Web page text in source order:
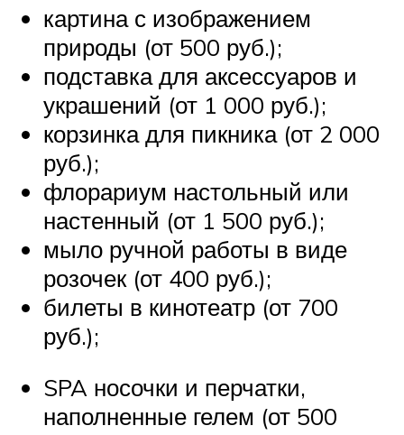
картина с изображением
природы (от 500 руб.);
подставка для аксессуаров и
украшений (от 1 000 руб.);
корзинка для пикника (от 2 000
руб.);
флорариум настольный или
настенный (от 1 500 руб.);
мыло ручной работы в виде
розочек (от 400 руб.);
билеты в кинотеатр (от 700
руб.);
SPA носочки и перчатки,
наполненные гелем (от 500